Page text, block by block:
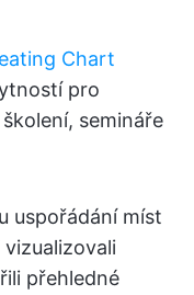
Chart
pro
semináře
uspořádání míst
přehledné